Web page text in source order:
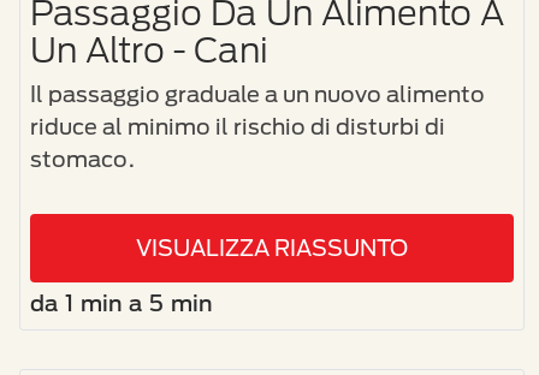
Passaggio Da Un Alimento A
Un Altro - Cani
Il passaggio graduale a un nuovo alimento
riduce al minimo il rischio di disturbi di
stomaco.
VISUALIZZA RIASSUNTO
da 1 min a 5 min